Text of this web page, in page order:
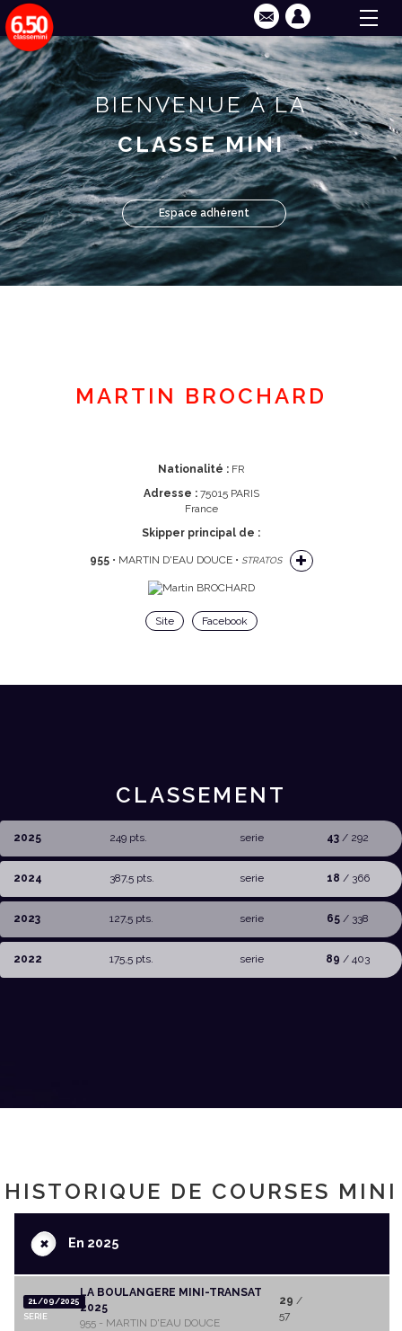
BIENVENUE À LA
CLASSE MINI
Espace adhérent
MARTIN BROCHARD
Nationalité :FR
Adresse :75015 PARIS
France
Skipper principal de :
955• MARTIN D'EAU DOUCE • STRATOS
Site Facebook
CLASSEMENT
2025 249 pts. serie 43 / 292
2024 387,5 pts. serie 18 / 366
2023 127,5 pts. serie 65 / 338
2022 175,5 pts. serie 89 / 403
HISTORIQUE DE COURSES MINI
+En 2025
21/09/2025
SERIE
LA BOULANGERE MINI-TRANSAT
2025
955 - MARTIN D'EAU DOUCE
29 /
57